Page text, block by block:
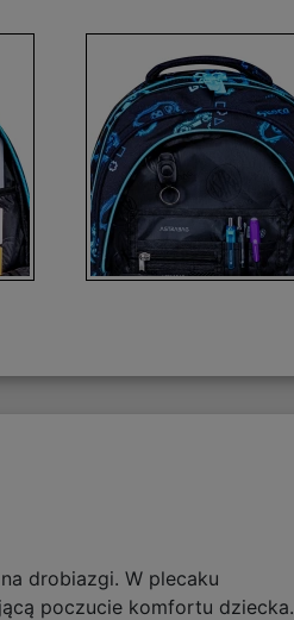
drobiazgi. W plecaku
poczucie komfortu dziecka.